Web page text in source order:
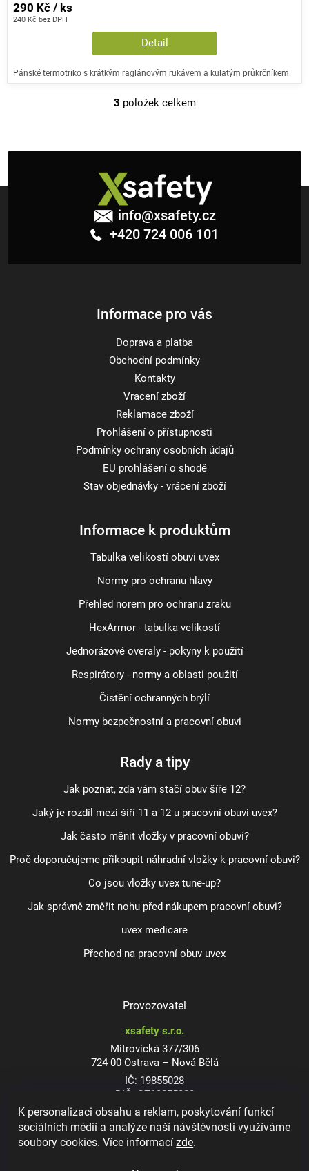
K personalizaci obsahu a reklam, poskytování funkcí
sociálních médií a analýze naší návštěvnosti využíváme
soubory cookies. Více informacízde.
240 Kč bez DPH
290 Kč / ks
Detail
Pánské termotriko s krátkým raglánovým rukávem a kulatým průkrčníkem.
O
d
a
í
p
v
v
p
i
s
u
3 položek celkem
info@xsafety.cz
+420 724 006 101
Informace pro vás
Doprava a platba
Obchodní podmínky
Kontakty
Vracení zboží
Reklamace zboží
Prohlášení o přístupnosti
Podmínky ochrany osobních údajů
EU prohlášení o shodě
Stav objednávky - vrácení zboží
Informace k produktům
Tabulka velikostí obuvi uvex
Normy pro ochranu hlavy
Přehled norem pro ochranu zraku
HexArmor - tabulka velikostí
Jednorázové overaly - pokyny k použití
Respirátory - normy a oblasti použití
Čistění ochranných brýlí
Normy bezpečnostní a pracovní obuvi
Rady a tipy
Jak poznat, zda vám stačí obuv šíře 12?
Jaký je rozdíl mezi šíří 11 a 12 u pracovní obuvi uvex?
Jak často měnit vložky v pracovní obuvi?
Proč doporučujeme přikoupit náhradní vložky k pracovní obuvi?
Co jsou vložky uvex tune-up?
Jak správně změřit nohu před nákupem pracovní obuvi?
uvex medicare
Přechod na pracovní obuv uvex
Provozovatel
xsafety s.r.o.
Mitrovická 377/306
724 00 Ostrava – Nová Bělá
IČ: 19855028
DIČ: CZ19855028